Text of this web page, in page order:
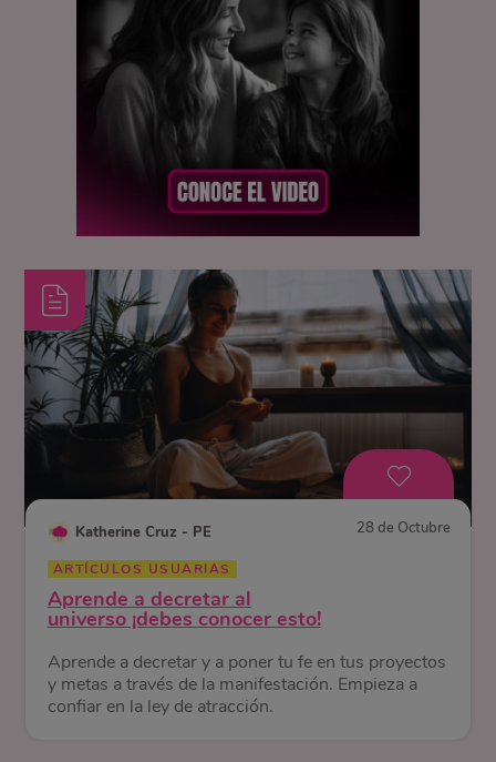
Katherine Cruz - PE 28 de Octubre
ARTÍCULOS USUARIAS
Aprende a decretar al
universo ¡debes conocer esto!
Aprende a decretar y a poner tu fe en tus proyectos
y metas a través de la manifestación. Empieza a
confiar en la ley de atracción.